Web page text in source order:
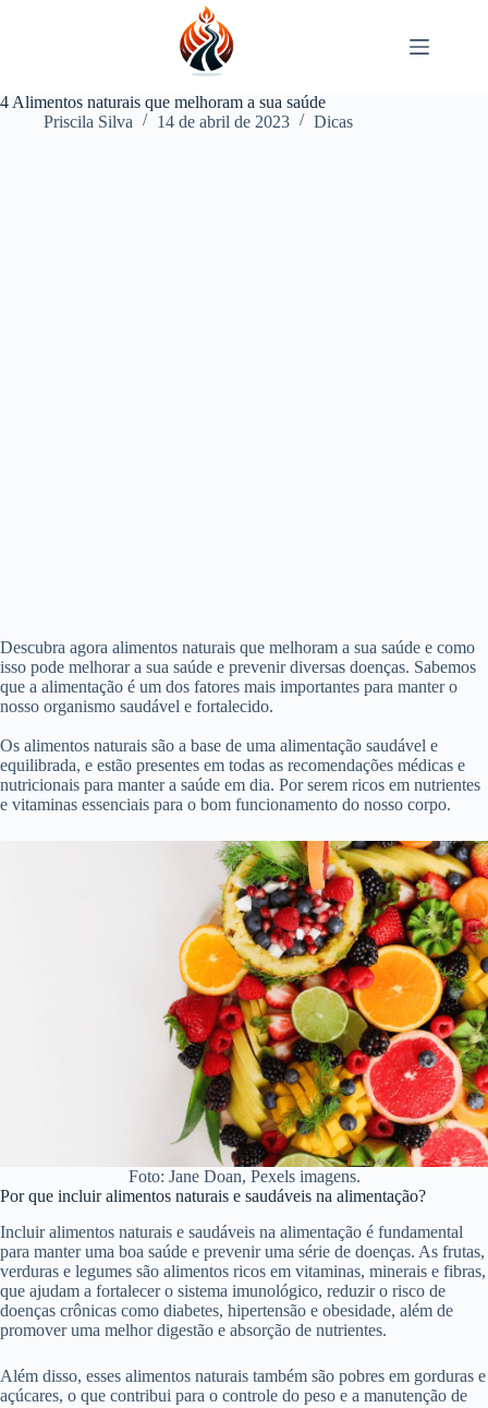
4 Alimentos naturais que melhoram a sua saúde
Priscila Silva
14 de abril de 2023 Dicas
Descubra agora alimentos naturais que melhoram a sua saúde e como
isso pode melhorar a sua saúde e prevenir diversas doenças. Sabemos
que a alimentação é um dos fatores mais importantes para manter o
nosso organismo saudável e fortalecido.
Os alimentos naturais são a base de uma alimentação saudável e
equilibrada, e estão presentes em todas as recomendações médicas e
nutricionais para manter a saúde em dia. Por serem ricos em nutrientes
e vitaminas essenciais para o bom funcionamento do nosso corpo.
Foto: Jane Doan, Pexels imagens.
Por que incluir alimentos naturais e saudáveis na alimentação?
Incluir alimentos naturais e saudáveis na alimentação é fundamental
para manter uma boa saúde e prevenir uma série de doenças. As frutas,
verduras e legumes são alimentos ricos em vitaminas, minerais e fibras,
que ajudam a fortalecer o sistema imunológico, reduzir o risco de
doenças crônicas como diabetes, hipertensão e obesidade, além de
promover uma melhor digestão e absorção de nutrientes.
Além disso, esses alimentos naturais também são pobres em gorduras e
açúcares, o que contribui para o controle do peso e a manutenção de